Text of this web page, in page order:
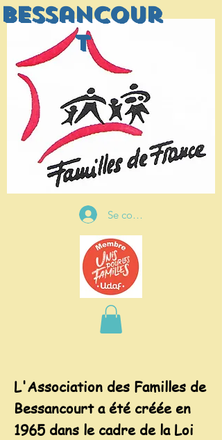
bessancour
t
Se connecter
L'Association des Familles de
Bessancourt a été créée en
1965 dans le cadre de la Loi